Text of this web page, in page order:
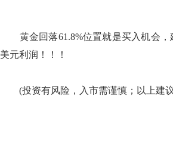
黄金回落61.8%位置就是买入机会，
美元利润！！！
(投资有风险，入市需谨慎；以上建